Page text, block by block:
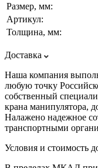
Размер, мм:
Артикул:
Толщина, мм:
Доставка
Наша компания
любую точку
собственный
крана манипулятора,
Налажено надежное
транспортными
Условия и стоимость